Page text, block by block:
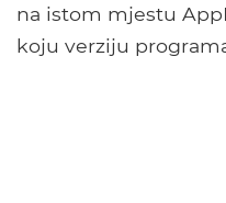
na istom mjestu
koju verziju